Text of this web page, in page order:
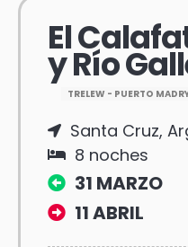
El
y Río
TRELEW - PUERTO
Santa Cruz,
8 noches
31 MARZO
11 ABRIL